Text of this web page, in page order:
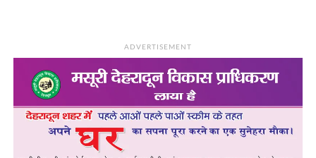
ADVERTISEMENT